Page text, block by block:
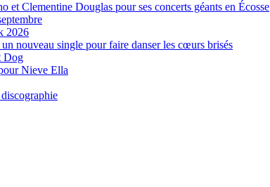
et Clementine Douglas pour ses concerts géants en Écosse
2026
nouveau single pour faire danser les cœurs brisés
Dog
Nieve Ella